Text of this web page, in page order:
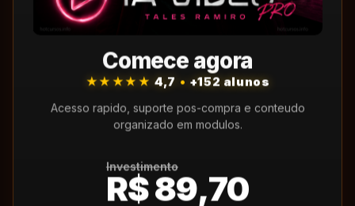
Comece agora
★★★★★ 4,7 • +152 alunos
Acesso rapido, suporte pos-compra e conteudo
organizado em modulos.
Investimento
R$ 89,70